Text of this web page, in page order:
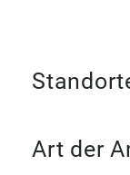
Art der